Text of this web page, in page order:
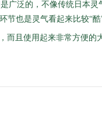
广泛的，不像传统日本
节也是灵气看起来比较“
而且使用起来非常方便